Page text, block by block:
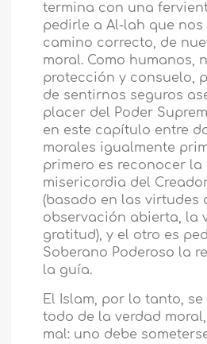
termina con una
pedirle a Al-lah que
camino correcto, de
moral. Como humanos,
protección y consuelo,
de sentirnos seguros
placer del Poder
en este capítulo entre
morales igualmente
primero es reconocer la
misericordia del
(basado en las virtudes
observación abierta, la
gratitud), y el otro es
Soberano Poderoso la
la guía.
El Islam, por lo tanto,
todo de la verdad
mal: uno debe